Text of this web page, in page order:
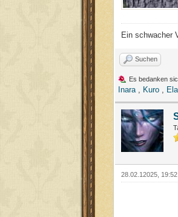
Ein schwacher
Suchen
Es bedanken
Inara, Kuro , Ela
28.02.12025, 19:52